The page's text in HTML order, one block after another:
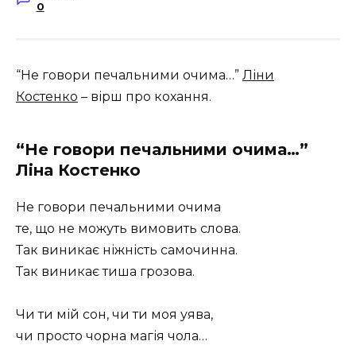
0
“Не говори печальними очима…” Ліни
Костенко – вірш про кохання.
“Не говори печальними очима…”
Ліна Костенко
Не говори печальними очима
те, що не можуть вимовить слова.
Так виникає ніжність самочинна.
Так виникає тиша грозова.
Чи ти мій сон, чи ти моя уява,
чи просто чорна магія чола…